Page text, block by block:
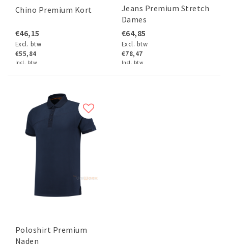
Chino Premium Kort
€46,15
Excl. btw
€55,84
Incl. btw
Jeans Premium Stretch
Dames
€64,85
Excl. btw
€78,47
Incl. btw
Poloshirt Premium
Naden